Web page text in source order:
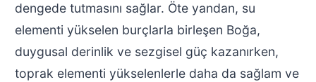
dengede tutmasını sağlar. Öte yandan, su
elementi yükselen burçlarla birleşen Boğa,
duygusal derinlik ve sezgisel güç kazanırken,
toprak elementi yükselenlerle daha da sağlam ve